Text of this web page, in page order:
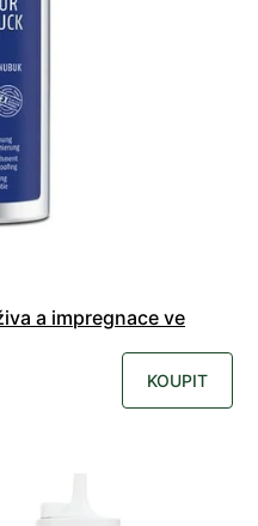
a impregnace ve
KOUPIT